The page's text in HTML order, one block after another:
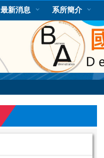
最新消息 系所簡介